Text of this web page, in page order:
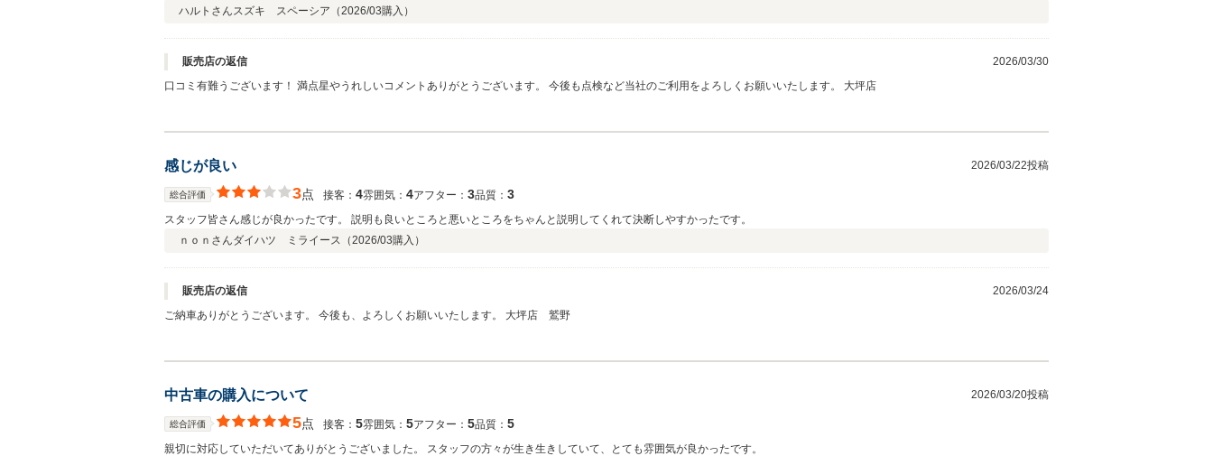
ハルトさんスズキ スペーシア（2026/03購入）
販売店の返信
2026/03/30
口コミ有難うございます！ 満点星やうれしいコメントありがとうございます。 今後も点検など当社のご利用をよろしくお願いいたします。 大坪店
感じが良い 2026/03/22投稿
総合評価 3点 接客： 4雰囲気： 4アフター： 3品質： 3
スタッフ皆さん感じが良かったです。 説明も良いところと悪いところをちゃんと説明してくれて決断しやすかったです。
ｎｏｎさんダイハツ ミライース（2026/03購入）
販売店の返信
2026/03/24
ご納車ありがとうございます。 今後も、よろしくお願いいたします。 大坪店 鷲野
中古車の購入について 2026/03/20投稿
総合評価 5点 接客： 5雰囲気： 5アフター： 5品質： 5
親切に対応していただいてありがとうございました。 スタッフの方々が生き生きしていて、とても雰囲気が良かったです。